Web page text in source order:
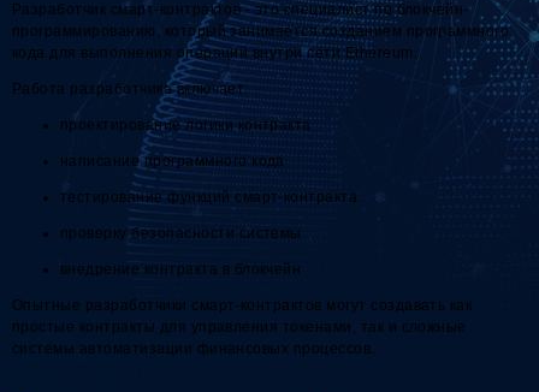
Разработчик смарт-контрактов - это специалист по блокчейн-
программированию, который занимается созданием программного
кода для выполнения операций внутри сети Ethereum.
Работа разработчика включает:
проектирование логики контракта
написание программного кода
тестирование функций смарт-контракта
проверку безопасности системы
внедрение контракта в блокчейн
Опытные разработчики смарт-контрактов могут создавать как
простые контракты для управления токенами, так и сложные
системы автоматизации финансовых процессов.